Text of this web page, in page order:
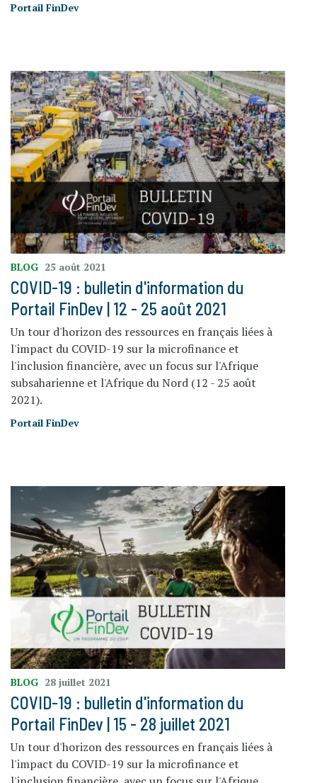
Portail FinDev
BLOG 25 août 2021
COVID-19 : bulletin d'information du
Portail FinDev | 12 - 25 août 2021
Un tour d'horizon des ressources en français liées à
l'impact du COVID-19 sur la microfinance et
l'inclusion financière, avec un focus sur l'Afrique
subsaharienne et l'Afrique du Nord (12 - 25 août
2021).
Portail FinDev
BLOG 28 juillet 2021
COVID-19 : bulletin d'information du
Portail FinDev | 15 - 28 juillet 2021
Un tour d'horizon des ressources en français liées à
l'impact du COVID-19 sur la microfinance et